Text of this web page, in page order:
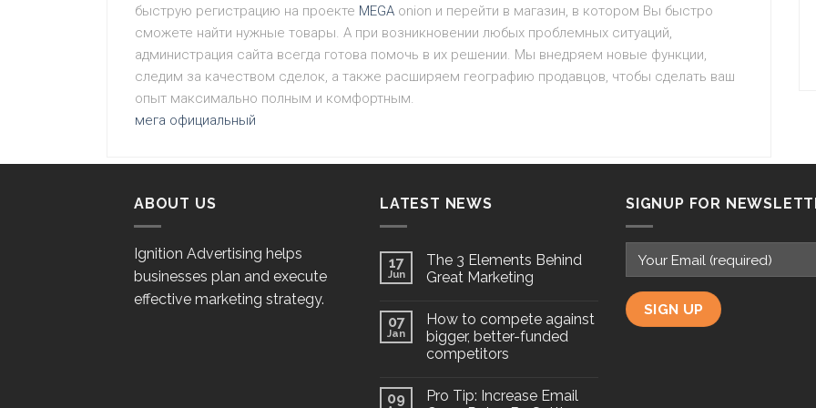
быструю регистрацию на проекте MEGA onion и перейти в магазин, в котором Вы быстро
сможете найти нужные товары. А при возникновении любых проблемных ситуаций,
администрация сайта всегда готова помочь в их решении. Мы внедряем новые функции,
следим за качеством сделок, а также расширяем географию продавцов, чтобы сделать ваш
опыт максимально полным и комфортным.
мега официальный
ABOUT US
Ignition Advertising helps
businesses plan and execute
effective marketing strategy.
LATEST NEWS
17
Jun
The 3 Elements Behind
Great Marketing
07
Jan
How to compete against
bigger, better-funded
competitors
09
Pro Tip: Increase Email
SIGNUP FOR